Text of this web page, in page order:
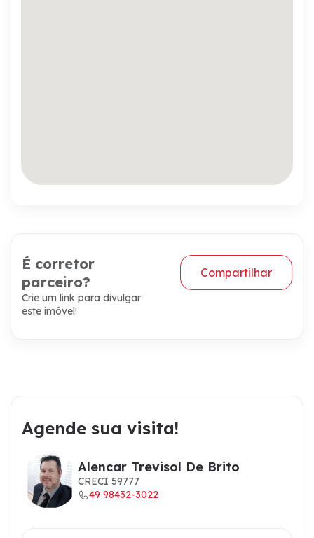
É corretor
parceiro?
Crie um link para divulgar
este imóvel!
Compartilhar
Agende sua visita!
Alencar Trevisol De Brito
CRECI 59777
49 98432-3022